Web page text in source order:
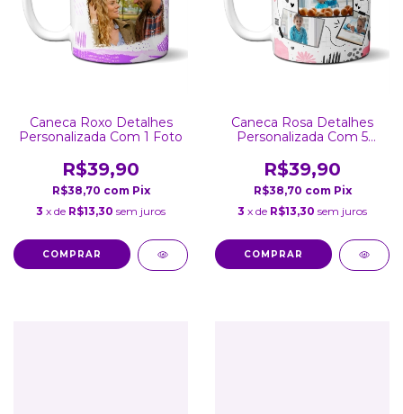
Caneca Roxo Detalhes
Personalizada Com 1 Foto
R$39,90
R$38,70 com Pix
3 x de R$13,30 sem juros
COMPRAR
Caneca Rosa Detalhes
Personalizada Com 5
R$39,90
R$38,70 com Pix
3 x de R$13,30 sem juros
COMPRAR